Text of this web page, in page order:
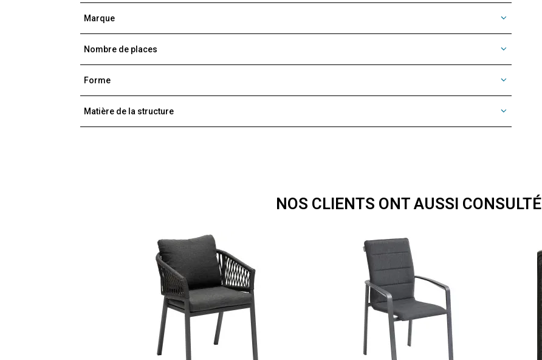
Marque
Nombre de places
Forme
Matière de la structure
NOS CLIENTS ONT AUSSI CONSULTÉ